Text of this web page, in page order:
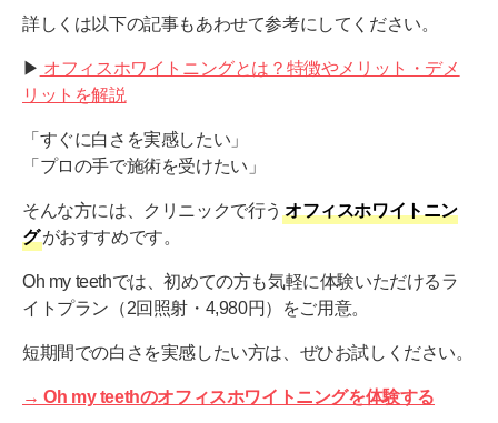
詳しくは以下の記事もあわせて参考にしてください。
▶︎ オフィスホワイトニングとは？特徴やメリット・デメ
リットを解説
「すぐに白さを実感したい」
「プロの手で施術を受けたい」
そんな方には、クリニックで行う オフィスホワイトニン
グがおすすめです。
Oh my teethでは、初めての方も気軽に体験いただけるラ
イトプラン（2回照射・4,980円）をご用意。
短期間での白さを実感したい方は、ぜひお試しください。
→ Oh my teethのオフィスホワイトニングを体験する